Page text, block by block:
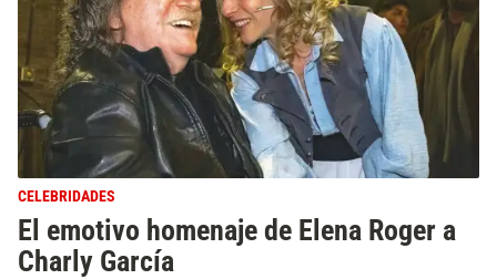
CELEBRIDADES
El emotivo homenaje de Elena Roger a
Charly García